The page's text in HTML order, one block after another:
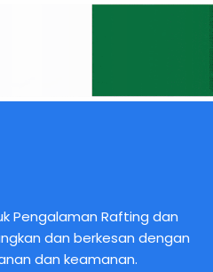
Pengalaman Rafting dan
dan berkesan dengan
dan keamanan.